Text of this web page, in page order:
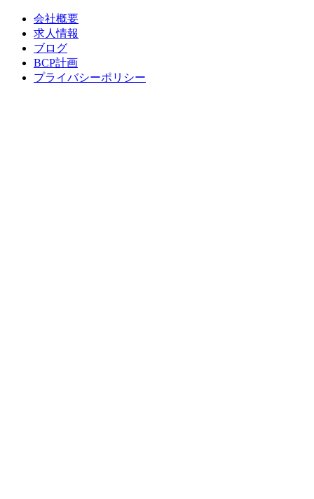
会社概要
求人情報
ブログ
BCP計画
プライバシーポリシー